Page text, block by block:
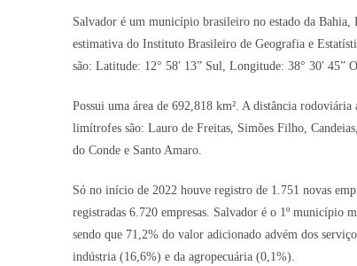
Salvador é um município brasileiro no estado da Bahia,
estimativa do Instituto Brasileiro de Geografia e
são: Latitude: 12° 58′ 13” Sul, Longitude: 38° 30′ 45”
Possui uma área de 692,818 km². A distância
limítrofes são: Lauro de Freitas, Simões Filho,
do Conde e Santo Amaro.
Só no início de 2022 houve registro de 1.751 novas
registradas 6.720 empresas. Salvador é o 1º município
sendo que 71,2% do valor adicionado advém dos
indústria (16,6%) e da agropecuária (0,1%).